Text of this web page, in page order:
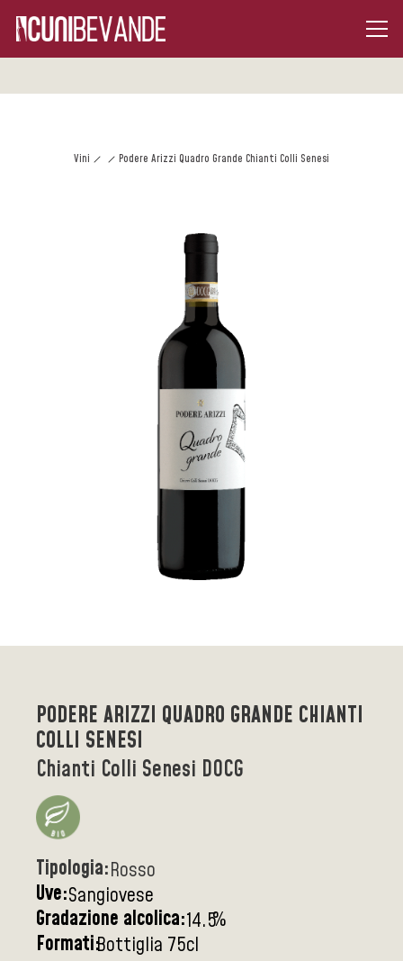
Vini Podere Arizzi Quadro Grande Chianti Colli Senesi
PODERE ARIZZI QUADRO GRANDE CHIANTI
COLLI SENESI
Chianti Colli Senesi DOCG
Tipologia:Rosso
Uve:Sangiovese
Gradazione alcolica:14.5%
Formati:Bottiglia 75cl